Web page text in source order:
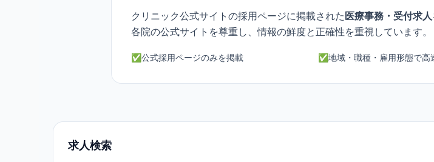
クリニック公式サイトの採用ページに掲載された医療事務・受付求人
各院の公式サイトを尊重し、情報の鮮度と正確性を重視しています。
✅公式採用ページのみを掲載 ✅地域・職種・雇用形態で高
求人検索